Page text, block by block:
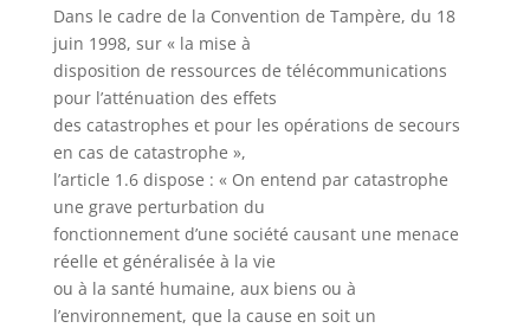
Dans le cadre de la Convention de Tampère, du 18
juin 1998, sur « la mise à
disposition de ressources de télécommunications
pour l’atténuation des effets
des catastrophes et pour les opérations de secours
en cas de catastrophe »,
l’article 1.6 dispose : « On entend par catastrophe
une grave perturbation du
fonctionnement d’une société causant une menace
réelle et généralisée à la vie
ou à la santé humaine, aux biens ou à
l’environnement, que la cause en soit un